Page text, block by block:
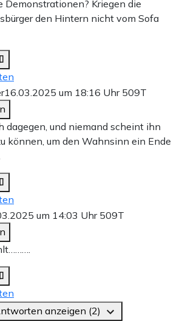
Demonstrationen? Kriegen die
den Hintern nicht vom Sofa
16.03.2025 um 18:16 Uhr 509T
dagegen, und niemand scheint ihn
können, um den Wahnsinn ein Ende
um 14:03 Uhr 509T
anzeigen (2)